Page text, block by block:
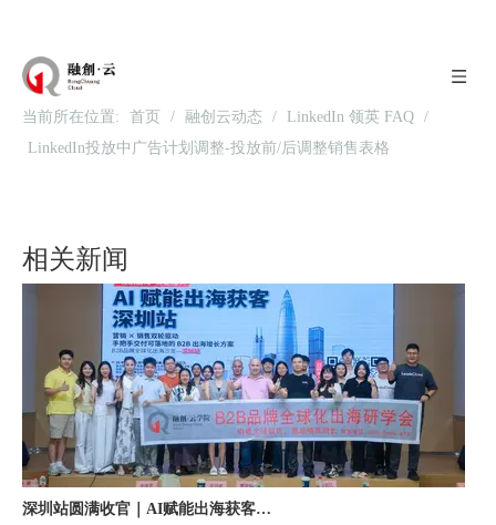
当前所在位置: 首页 / 融创云动态 / LinkedIn 领英 FAQ /
LinkedIn投放中广告计划调整-投放前/后调整销售表格
相关新闻